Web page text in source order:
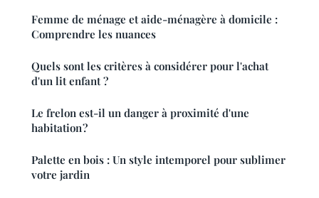
Femme de ménage et aide-ménagère à domicile :
Comprendre les nuances
Quels sont les critères à considérer pour l'achat
d'un lit enfant ?
Le frelon est-il un danger à proximité d'une
habitation ?
Palette en bois : Un style intemporel pour sublimer
votre jardin